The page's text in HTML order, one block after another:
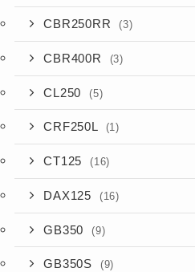
CBR250RR (3)
CBR400R (3)
CL250 (5)
CRF250L (1)
CT125 (16)
DAX125 (16)
GB350 (9)
GB350S (9)